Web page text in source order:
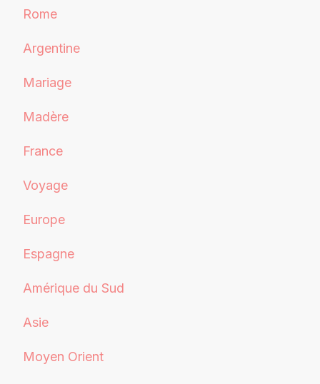
Rome
Argentine
Mariage
Madère
France
Voyage
Europe
Espagne
Amérique du Sud
Asie
Moyen Orient